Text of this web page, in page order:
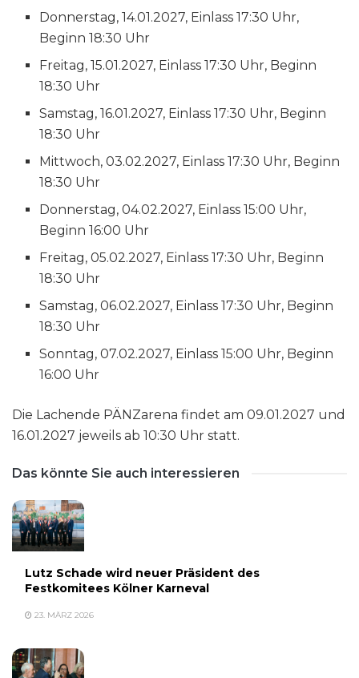
Donnerstag, 14.01.2027, Einlass 17:30 Uhr,
Beginn 18:30 Uhr
Freitag, 15.01.2027, Einlass 17:30 Uhr, Beginn
18:30 Uhr
Samstag, 16.01.2027, Einlass 17:30 Uhr, Beginn
18:30 Uhr
Mittwoch, 03.02.2027, Einlass 17:30 Uhr, Beginn
18:30 Uhr
Donnerstag, 04.02.2027, Einlass 15:00 Uhr,
Beginn 16:00 Uhr
Freitag, 05.02.2027, Einlass 17:30 Uhr, Beginn
18:30 Uhr
Samstag, 06.02.2027, Einlass 17:30 Uhr, Beginn
18:30 Uhr
Sonntag, 07.02.2027, Einlass 15:00 Uhr, Beginn
16:00 Uhr
Die Lachende PÄNZarena findet am 09.01.2027 und
16.01.2027 jeweils ab 10:30 Uhr statt.
Das könnte Sie auch interessieren
Lutz Schade wird neuer Präsident des
Festkomitees Kölner Karneval
23. MÄRZ 2026